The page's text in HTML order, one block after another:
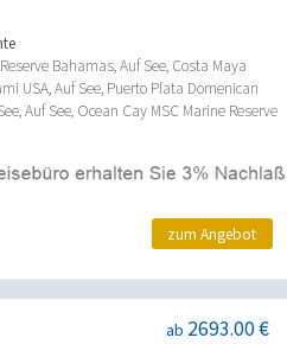
Bahamas, Auf See, Costa Maya
USA, Auf See, Puerto Plata Domenican
Auf See, Ocean Cay MSC Marine Reserve
zum Angebot
ab 2693.00 €